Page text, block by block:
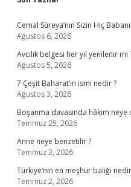
Sidebar
Cemal Süreya’nın Sizin Hiç
Ağustos 6, 2026
Avcılık belgesi her yıl yenilenir mi
Ağustos 5, 2026
7 Çeşit Baharat’ın ismi nedir ?
Ağustos 3, 2026
Boşanma davasında hâkim neye
Temmuz 25, 2026
Anne neye benzetilir ?
Temmuz 3, 2026
Türkiye’nin en meşhur balığı
Temmuz 2, 2026